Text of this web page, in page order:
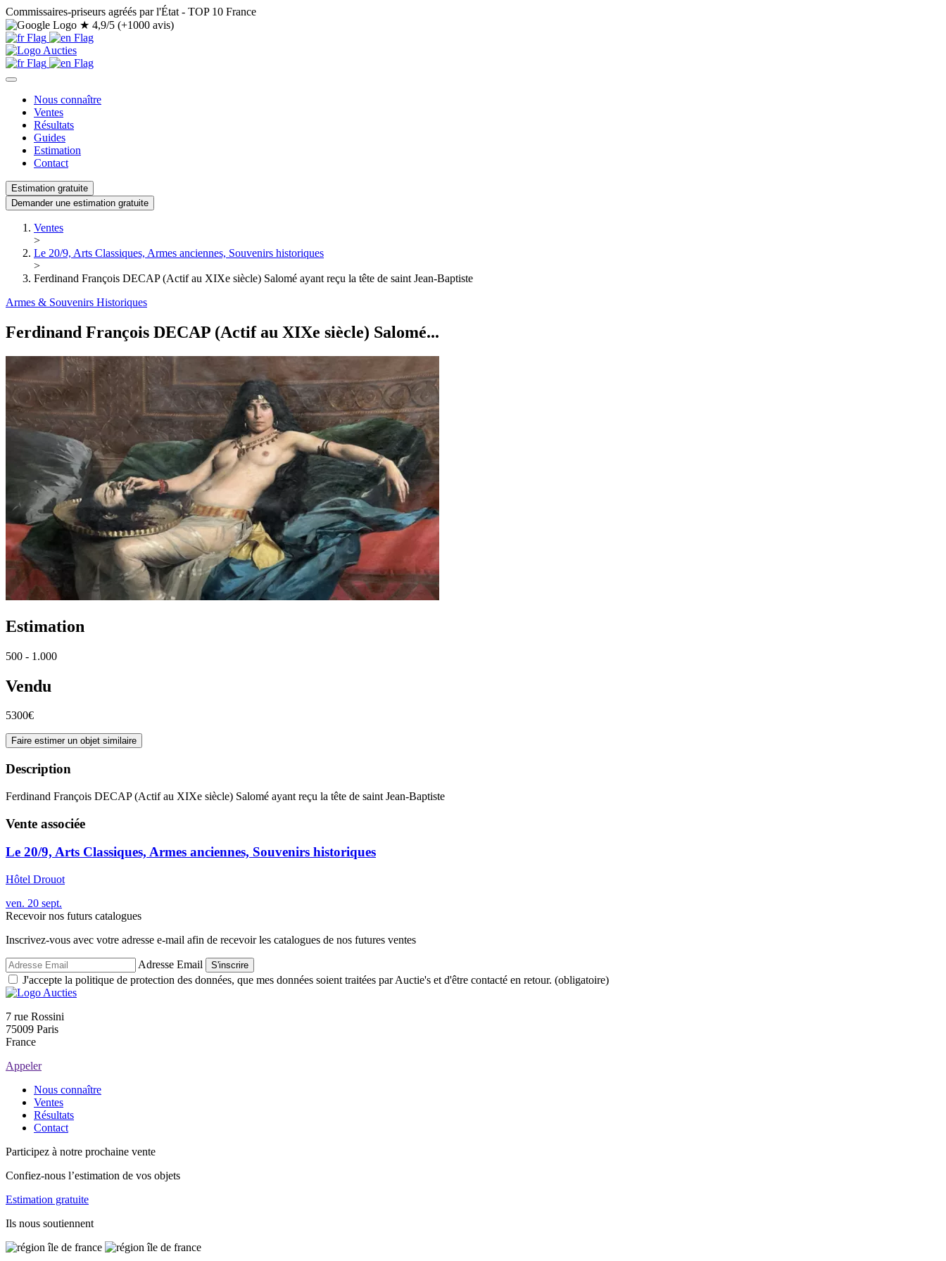
Commissaires-priseurs agréés par l'État - TOP 10 France
★ 4,9/5 (+1000 avis)
Nous connaître
Ventes
Résultats
Guides
Estimation
Contact
Estimation gratuite
Demander une estimation gratuite
Ventes
>
Le 20/9, Arts Classiques, Armes anciennes, Souvenirs historiques
>
Ferdinand François DECAP (Actif au XIXe siècle) Salomé ayant reçu la tête de saint Jean-Baptiste
Armes & Souvenirs Historiques
Ferdinand François DECAP (Actif au XIXe siècle) Salomé...
Estimation
500 - 1.000
Vendu
5300€
Faire estimer un objet similaire
Description
Ferdinand François DECAP (Actif au XIXe siècle) Salomé ayant reçu la tête de saint Jean-Baptiste
Vente associée
Le 20/9, Arts Classiques, Armes anciennes, Souvenirs historiques
Hôtel Drouot
ven. 20 sept.
Recevoir nos futurs catalogues
Inscrivez-vous avec votre adresse e-mail afin de recevoir les catalogues de nos futures ventes
Adresse Email S'inscrire
J'accepte la politique de protection des données, que mes données soient traitées par Auctie's et d'être contacté en retour. (obligatoire)
7 rue Rossini
75009 Paris
France
Appeler
Nous connaître
Ventes
Résultats
Contact
Participez à notre prochaine vente
Confiez-nous l’estimation de vos objets
Estimation gratuite
Ils nous soutiennent